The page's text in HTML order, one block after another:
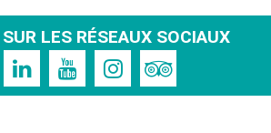
LES RÉSEAUX SOCIAUX